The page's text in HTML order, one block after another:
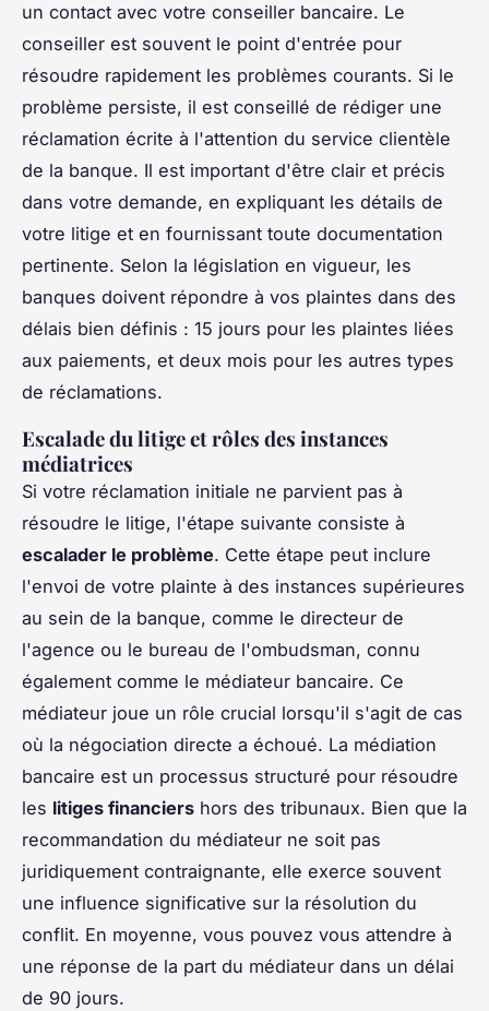
un contact avec votre conseiller bancaire. Le
conseiller est souvent le point d'entrée pour
résoudre rapidement les problèmes courants. Si le
problème persiste, il est conseillé de rédiger une
réclamation écrite à l'attention du service clientèle
de la banque. Il est important d'être clair et précis
dans votre demande, en expliquant les détails de
votre litige et en fournissant toute documentation
pertinente. Selon la législation en vigueur, les
banques doivent répondre à vos plaintes dans des
délais bien définis : 15 jours pour les plaintes liées
aux paiements, et deux mois pour les autres types
de réclamations.
Escalade du litige et rôles des instances
médiatrices
Si votre réclamation initiale ne parvient pas à
résoudre le litige, l'étape suivante consiste à
escalader le problème. Cette étape peut inclure
l'envoi de votre plainte à des instances supérieures
au sein de la banque, comme le directeur de
l'agence ou le bureau de l'ombudsman, connu
également comme le médiateur bancaire. Ce
médiateur joue un rôle crucial lorsqu'il s'agit de cas
où la négociation directe a échoué. La médiation
bancaire est un processus structuré pour résoudre
les litiges financiers hors des tribunaux. Bien que la
recommandation du médiateur ne soit pas
juridiquement contraignante, elle exerce souvent
une influence significative sur la résolution du
conflit. En moyenne, vous pouvez vous attendre à
une réponse de la part du médiateur dans un délai
de 90 jours.